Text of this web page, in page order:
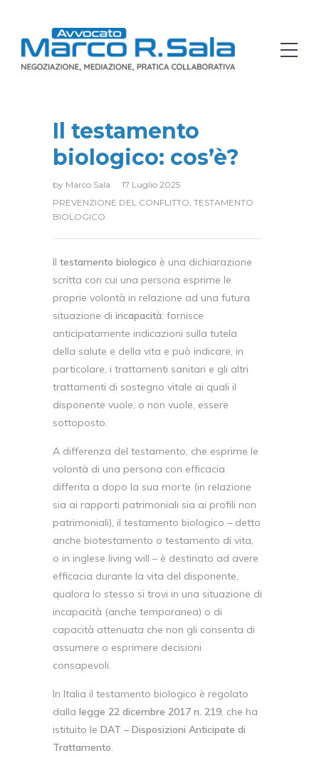
Il testamento
biologico: cos’è?
by Marco Sala
17 Luglio 2025
PREVENZIONE DEL CONFLITTO, TESTAMENTO
BIOLOGICO
Il testamento biologico è una dichiarazione
scritta con cui una persona esprime le
proprie volontà in relazione ad una futura
situazione di incapacità: fornisce
anticipatamente indicazioni sulla tutela
della salute e della vita e può indicare, in
particolare, i trattamenti sanitari e gli altri
trattamenti di sostegno vitale ai quali il
disponente vuole, o non vuole, essere
sottoposto.
A differenza del testamento, che esprime le
volontà di una persona con efficacia
differita a dopo la sua morte (in relazione
sia ai rapporti patrimoniali sia ai profili non
patrimoniali), il testamento biologico – detto
anche biotestamento o testamento di vita,
o in inglese living will – è destinato ad avere
efficacia durante la vita del disponente,
qualora lo stesso si trovi in una situazione di
incapacità (anche temporanea) o di
capacità attenuata che non gli consenta di
assumere o esprimere decisioni
consapevoli.
In Italia il testamento biologico è regolato
dalla legge 22 dicembre 2017 n. 219, che ha
istituito le DAT – Disposizioni Anticipate di
Trattamento.